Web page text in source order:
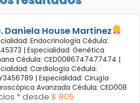
Daniela House Martinez
Endocrinología Cédula:
| Especialidad: Genética
Cédula: CED0086747477474 |
Cardiología Cédula:
| Especialidad: Cirugía
Avanzada Cédula: CED008
* desde $ 805